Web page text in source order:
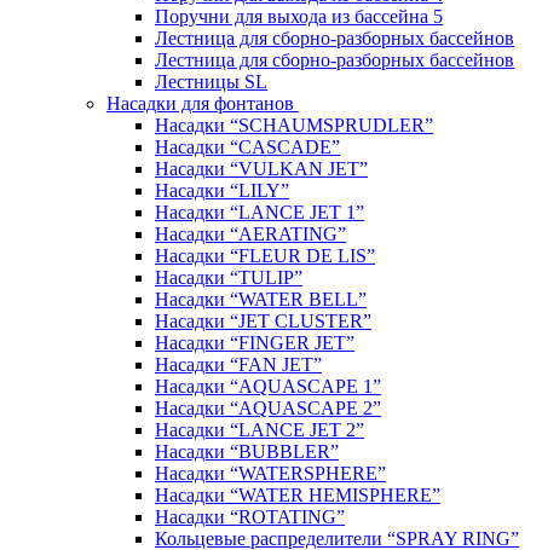
Поручни для выхода из бассейна 5
Лестница для сборно-разборных бассейнов
Лестница для сборно-разборных бассейнов
Лестницы SL
Насадки для фонтанов
Насадки “SCHAUMSPRUDLER”
Насадки “CASCADE”
Насадки “VULKAN JET”
Насадки “LILY”
Насадки “LANCE JET 1”
Насадки “AERATING”
Насадки “FLEUR DE LIS”
Насадки “TULIP”
Насадки “WATER BELL”
Насадки “JET CLUSTER”
Насадки “FINGER JET”
Насадки “FAN JET”
Насадки “AQUASCAPE 1”
Насадки “AQUASCAPE 2”
Насадки “LANCE JET 2”
Насадки “BUBBLER”
Насадки “WATERSPHERE”
Насадки “WATER HEMISPHERE”
Насадки “ROTATING”
Кольцевые распределители “SPRAY RING”